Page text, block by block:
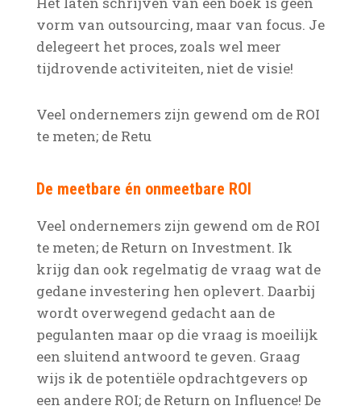
vorm van outsourcing, maar van focus. Je
delegeert het proces, zoals wel meer
tijdrovende activiteiten, niet de visie!
Veel ondernemers zijn gewend om de ROI
te meten; de Retu
De meetbare én onmeetbare ROI
Veel ondernemers zijn gewend om de ROI
te meten; de Return on Investment. Ik
krijg dan ook regelmatig de vraag wat de
gedane investering hen oplevert. Daarbij
wordt overwegend gedacht aan de
pegulanten maar op die vraag is moeilijk
een sluitend antwoord te geven. Graag
wijs ik de potentiële opdrachtgevers op
een andere ROI; de Return on Influence! De